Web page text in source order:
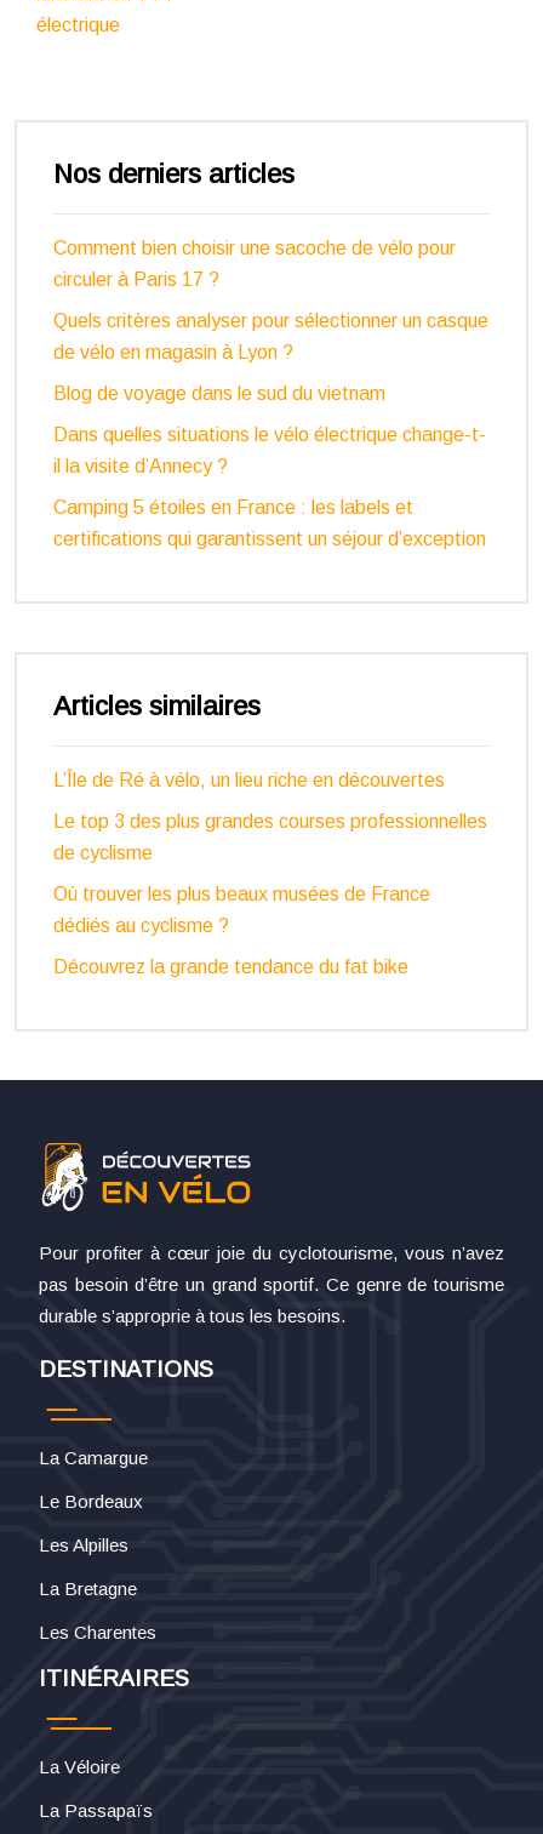
électrique
Nos derniers articles
Comment bien choisir une sacoche de vélo pour
circuler à Paris 17 ?
Quels critères analyser pour sélectionner un casque
de vélo en magasin à Lyon ?
Blog de voyage dans le sud du vietnam
Dans quelles situations le vélo électrique change-t-
il la visite d’Annecy ?
Camping 5 étoiles en France : les labels et
certifications qui garantissent un séjour d’exception
Articles similaires
L’Île de Ré à vélo, un lieu riche en découvertes
Le top 3 des plus grandes courses professionnelles
de cyclisme
Où trouver les plus beaux musées de France
dédiés au cyclisme ?
Découvrez la grande tendance du fat bike
Pour profiter à cœur joie du cyclotourisme, vous n’avez
pas besoin d’être un grand sportif. Ce genre de tourisme
durable s’approprie à tous les besoins.
DESTINATIONS
La Camargue
Le Bordeaux
Les Alpilles
La Bretagne
Les Charentes
ITINÉRAIRES
La Véloire
La Passapaïs